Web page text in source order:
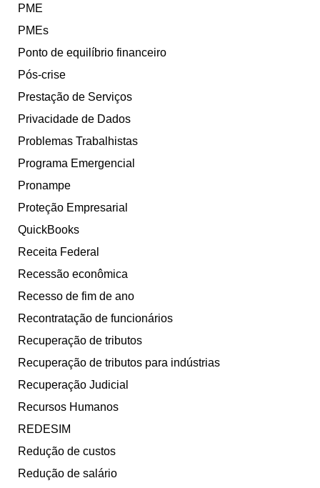
PME
PMEs
Ponto de equilíbrio financeiro
Pós-crise
Prestação de Serviços
Privacidade de Dados
Problemas Trabalhistas
Programa Emergencial
Pronampe
Proteção Empresarial
QuickBooks
Receita Federal
Recessão econômica
Recesso de fim de ano
Recontratação de funcionários
Recuperação de tributos
Recuperação de tributos para indústrias
Recuperação Judicial
Recursos Humanos
REDESIM
Redução de custos
Redução de salário